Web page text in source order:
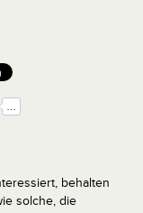
behalten
solche, die